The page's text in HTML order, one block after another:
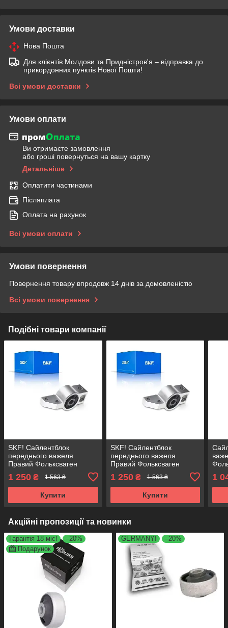
Умови доставки
Нова Пошта
Для клієнтів Молдови та Придністров'я – відправка до
прикордонних пунктів Нової Пошти!
Всі умови доставки
Умови оплати
Ви отримаєте замовлення
або гроші повернуться на вашу картку
Детальніше
Оплатити частинами
Післяплата
Оплата на рахунок
Всі умови оплати
Умови повернення
Повернення товару впродовж 14 днів за домовленістю
Всі умови повернення
Подібні товари компанії
SKF! Сайлентблок
переднього важеля
Правий Фольксваген
Німеччина! 34763 ,
JBU690 , VKDS331005
1 250 ₴ 1 563 ₴
Купити
SKF! Сайлентблок
переднього важеля
Правий Фольксваген
Німеччина! 34763 ,
JBU690 , VKDS331005
1 250₴ 1 563 ₴
Купити
1
Акційні пропозиції та новинки
Гарантія 18 міс!
–20%
Подарунок
GERMANY! –20%